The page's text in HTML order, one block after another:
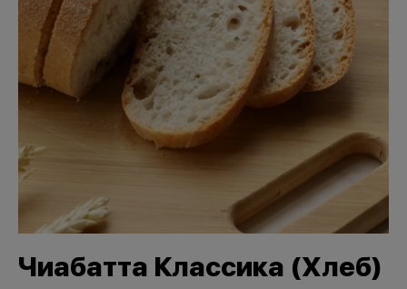
Чиабатта Классика (Хлеб)